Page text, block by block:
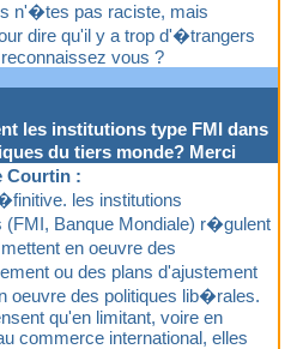
n'�tes pas raciste, mais
dire qu'il y a trop d'�trangers
vous ?
les institutions type FMI dans
du tiers monde? Merci
Courtin :
les institutions
Banque Mondiale) r�gulent
en oeuvre des
ou des plans d'ajustement
oeuvre des politiques lib�rales.
qu'en limitant, voire en
commerce international, elles